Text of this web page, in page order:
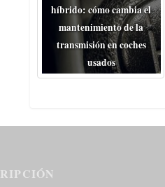
híbrido: cómo cambia el
mantenimiento de la
transmisión en coches
usados